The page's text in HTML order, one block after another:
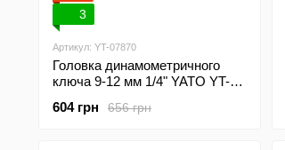
3
Артикул: YT-07870
Головка динамометричного
ключа 9-12 мм 1/4" YATO YT-
656 грн
604 грн